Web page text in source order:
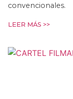
convencionales.
LEER MÁS >>